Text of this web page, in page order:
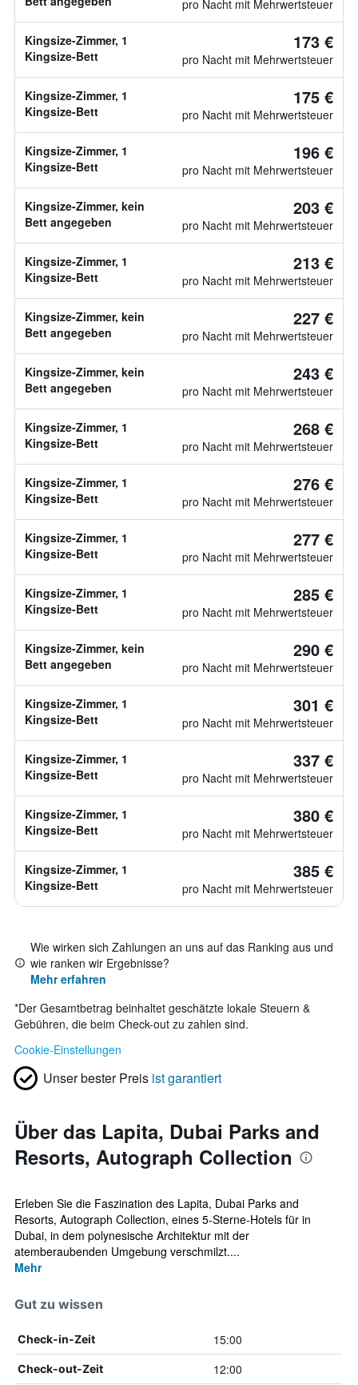
pro Nacht mit Mehrwertsteuer
Kingsize-Zimmer, 1
Kingsize-Bett
173 €
pro Nacht mit Mehrwertsteuer
Kingsize-Zimmer, 1
Kingsize-Bett
175 €
pro Nacht mit Mehrwertsteuer
Kingsize-Zimmer, 1
Kingsize-Bett
196 €
pro Nacht mit Mehrwertsteuer
Kingsize-Zimmer, kein
Bett angegeben
203 €
pro Nacht mit Mehrwertsteuer
Kingsize-Zimmer, 1
Kingsize-Bett
213 €
pro Nacht mit Mehrwertsteuer
Kingsize-Zimmer, kein
Bett angegeben
227 €
pro Nacht mit Mehrwertsteuer
Kingsize-Zimmer, kein
Bett angegeben
243 €
pro Nacht mit Mehrwertsteuer
Kingsize-Zimmer, 1
Kingsize-Bett
268 €
pro Nacht mit Mehrwertsteuer
Kingsize-Zimmer, 1
Kingsize-Bett
276 €
pro Nacht mit Mehrwertsteuer
Kingsize-Zimmer, 1
Kingsize-Bett
277 €
pro Nacht mit Mehrwertsteuer
Kingsize-Zimmer, 1
Kingsize-Bett
285 €
pro Nacht mit Mehrwertsteuer
Kingsize-Zimmer, kein
Bett angegeben
290 €
pro Nacht mit Mehrwertsteuer
Kingsize-Zimmer, 1
Kingsize-Bett
301 €
pro Nacht mit Mehrwertsteuer
Kingsize-Zimmer, 1
Kingsize-Bett
337 €
pro Nacht mit Mehrwertsteuer
Kingsize-Zimmer, 1
Kingsize-Bett
380 €
pro Nacht mit Mehrwertsteuer
Kingsize-Zimmer, 1
Kingsize-Bett
385 €
pro Nacht mit Mehrwertsteuer
Wie wirken sich Zahlungen an uns auf das Ranking aus und
wie ranken wir Ergebnisse?
Mehr erfahren
*Der Gesamtbetrag beinhaltet geschätzte lokale Steuern &
Gebühren, die beim Check-out zu zahlen sind.
Cookie-Einstellungen
Unser bester Preis ist garantiert
Über das Lapita, Dubai Parks and
Resorts, Autograph Collection
Erleben Sie die Faszination des Lapita, Dubai Parks and
Resorts, Autograph Collection, eines 5-Sterne-Hotels für in
Dubai, in dem polynesische Architektur mit der
atemberaubenden Umgebung verschmilzt....
Mehr
Gut zu wissen
Check-in-Zeit 15:00
Check-out-Zeit 12:00